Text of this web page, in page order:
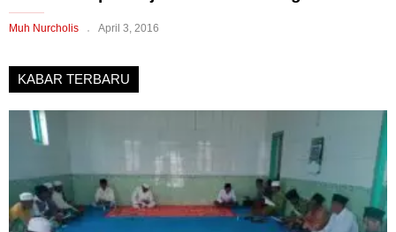
Muh Nurcholis April 3, 2016
KABAR TERBARU